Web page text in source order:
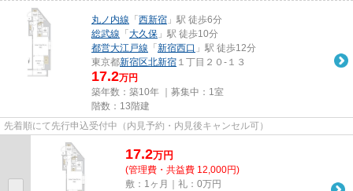
丸ノ内線 「 西新宿 」駅 徒歩6分
総武線 「 大久保 」駅 徒歩10分
都営大江戸線 「 新宿西口 」駅 徒歩12分
東京都新宿区北新宿 １丁目２０-１３
17.2万円
築年数：築10年 ｜募集中： 1室
階数：13階建
先着順にて先行申込受付中（内見予約・内見後キャンセル可）
17.2万円
(管理費・共益費 12,000円)
敷：1ヶ月｜礼：0万円